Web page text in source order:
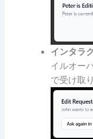
インタラ
イルオー
で受け取